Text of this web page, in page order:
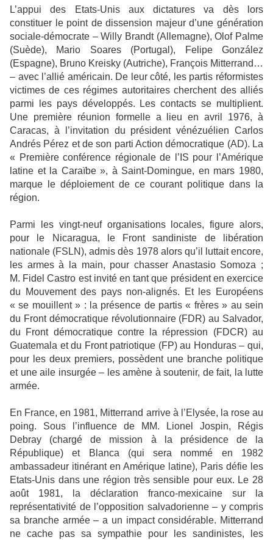
L’appui des Etats-Unis aux dictatures va dès lors
constituer le point de dissension majeur d’une génération
sociale-démocrate – Willy Brandt (Allemagne), Olof Palme
(Suède), Mario Soares (Portugal), Felipe González
(Espagne), Bruno Kreisky (Autriche), François Mitterrand…
– avec l’allié américain. De leur côté, les partis réformistes
victimes de ces régimes autoritaires cherchent des alliés
parmi les pays développés. Les contacts se multiplient.
Une première réunion formelle a lieu en avril 1976, à
Caracas, à l’invitation du président vénézuélien Carlos
Andrés Pérez et de son parti Action démocratique (AD). La
« Première conférence régionale de l’IS pour l’Amérique
latine et la Caraïbe », à Saint-Domingue, en mars 1980,
marque le déploiement de ce courant politique dans la
région.
Parmi les vingt-neuf organisations locales, figure alors,
pour le Nicaragua, le Front sandiniste de libération
nationale (FSLN), admis dès 1978 alors qu’il luttait encore,
les armes à la main, pour chasser Anastasio Somoza ;
M. Fidel Castro est invité en tant que président en exercice
du Mouvement des pays non-alignés. Et les Européens
« se mouillent » : la présence de partis « frères » au sein
du Front démocratique révolutionnaire (FDR) au Salvador,
du Front démocratique contre la répression (FDCR) au
Guatemala et du Front patriotique (FP) au Honduras – qui,
pour les deux premiers, possèdent une branche politique
et une aile insurgée – les amène à soutenir, de fait, la lutte
armée.
En France, en 1981, Mitterrand arrive à l’Elysée, la rose au
poing. Sous l’influence de MM. Lionel Jospin, Régis
Debray (chargé de mission à la présidence de la
République) et Blanca (qui sera nommé en 1982
ambassadeur itinérant en Amérique latine), Paris défie les
Etats-Unis dans une région très sensible pour eux. Le 28
août 1981, la déclaration franco-mexicaine sur la
représentativité de l’opposition salvadorienne – y compris
sa branche armée – a un impact considérable. Mitterrand
ne cache pas sa sympathie pour les sandinistes, les